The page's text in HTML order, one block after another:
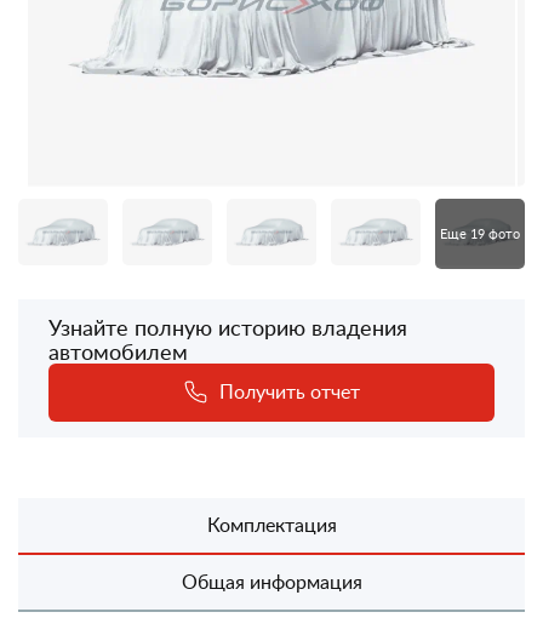
Еще 19 фото
Узнайте полную историю владения
автомобилем
Получить отчет
Комплектация
Общая информация